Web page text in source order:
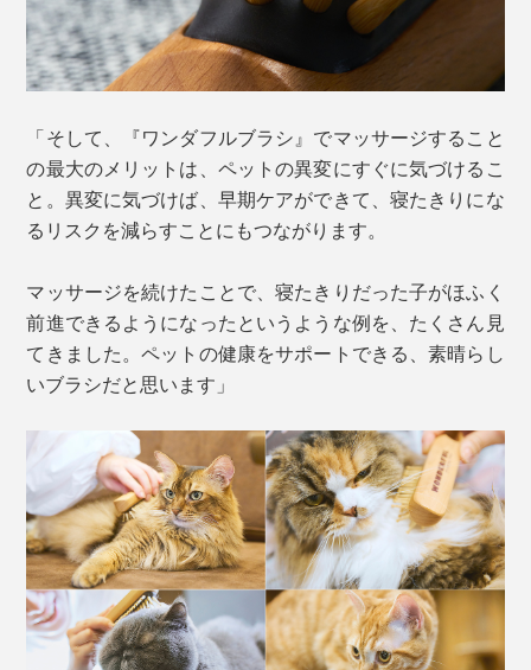
「そして、『ワンダフルブラシ』でマッサージすること
の最大のメリットは、ペットの異変にすぐに気づけるこ
と。異変に気づけば、早期ケアができて、寝たきりにな
るリスクを減らすことにもつながります。
マッサージを続けたことで、寝たきりだった子がほふく
前進できるようになったというような例を、たくさん見
てきました。ペットの健康をサポートできる、素晴らし
いブラシだと思います」